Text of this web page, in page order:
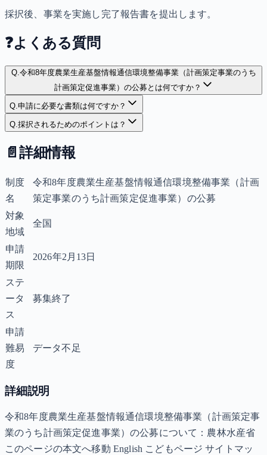
採択後、事業を実施し完了報告書を提出します。
❓よくある質問
Q.令和8年度農業生産基盤情報通信環境整備事業（計画策定事業のうち
計画策定促進事業）の公募とは何ですか？
Q.申請に必要な書類は何ですか？
Q.採択されるためのポイントは？
📄 詳細情報
制度
名
令和8年度農業生産基盤情報通信環境整備事業（計画
策定事業のうち計画策定促進事業）の公募
対象
地域
全国
申請
期限
2026年2月13日
ステ
ータ
ス
募集終了
申請
難易
度
データ不足
詳細説明
令和8年度農業生産基盤情報通信環境整備事業（計画策定事
業のうち計画策定促進事業）の公募について：農林水産省
このページの本文へ移動 English こどもページ サイトマッ